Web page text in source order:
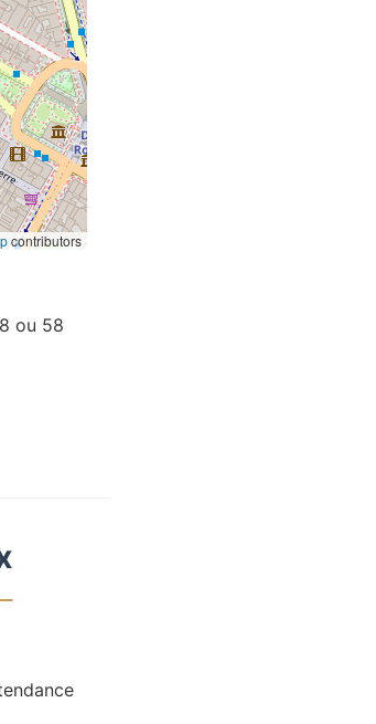
contributors
ou 58